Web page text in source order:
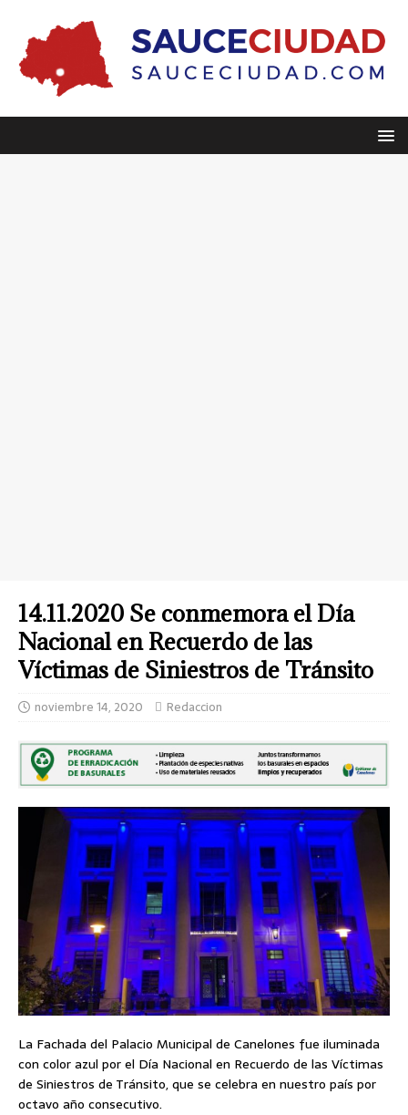
14.11.2020 Se conmemora el Día
Nacional en Recuerdo de las
Víctimas de Siniestros de Tránsito
noviembre 14, 2020 Redaccion
La Fachada del Palacio Municipal de Canelones fue iluminada
con color azul por el Día Nacional en Recuerdo de las Víctimas
de Siniestros de Tránsito, que se celebra en nuestro país por
octavo año consecutivo.